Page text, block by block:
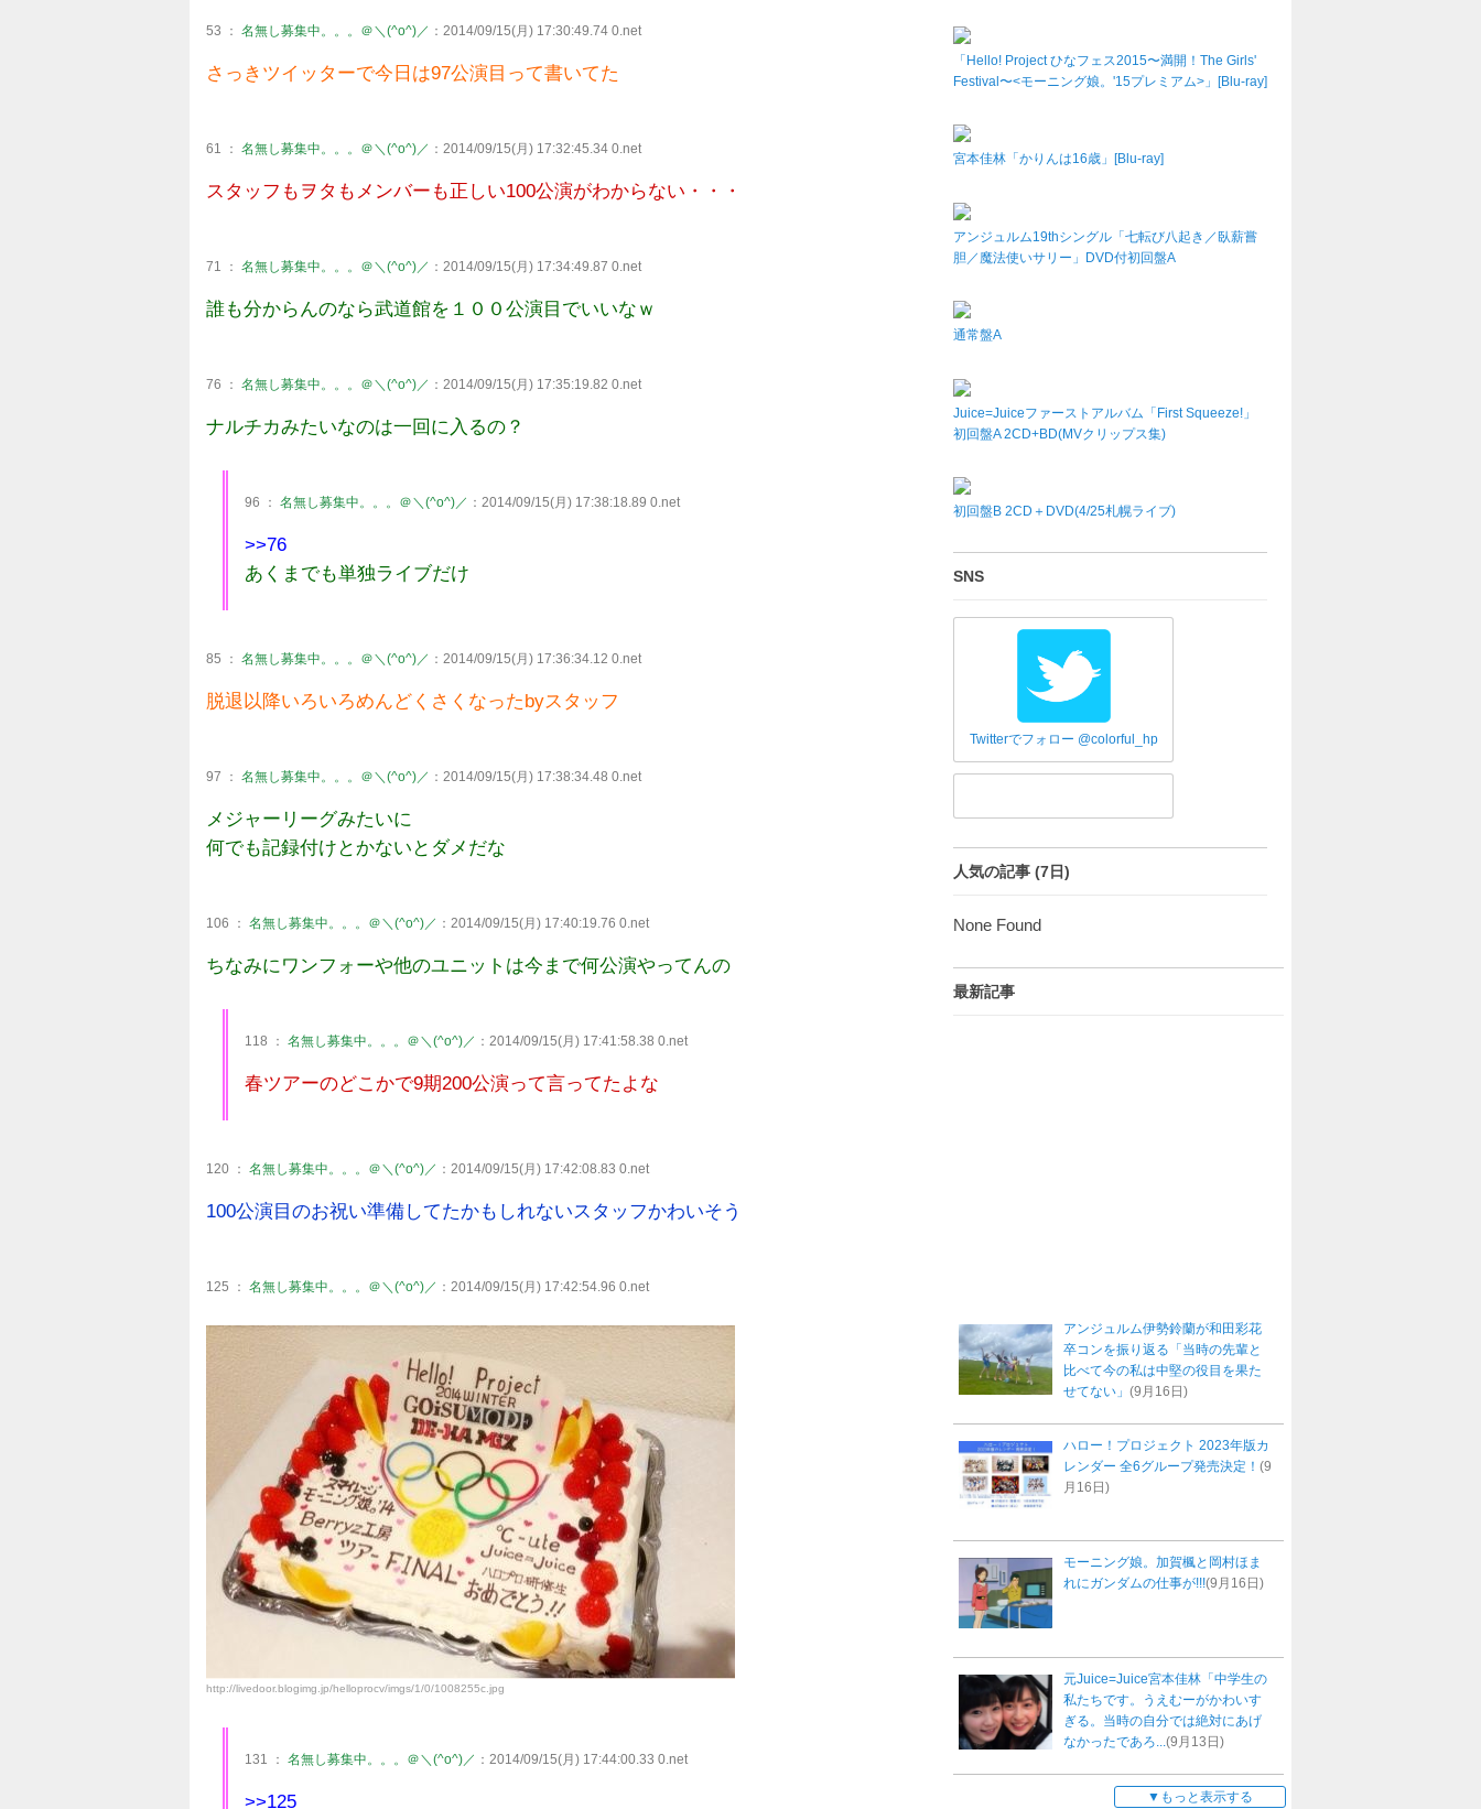
53 ： 名無し募集中。。。＠＼(^o^)／ ：2014/09/15(月) 17:30:49.74 0.net
さっきツイッターで今日は97公演目って書いてた
61 ： 名無し募集中。。。＠＼(^o^)／ ：2014/09/15(月) 17:32:45.34 0.net
スタッフもヲタもメンバーも正しい100公演がわからない・・・
71 ： 名無し募集中。。。＠＼(^o^)／ ：2014/09/15(月) 17:34:49.87 0.net
誰も分からんのなら武道館を１００公演目でいいなｗ
76 ： 名無し募集中。。。＠＼(^o^)／ ：2014/09/15(月) 17:35:19.82 0.net
ナルチカみたいなのは一回に入るの？
96 ： 名無し募集中。。。＠＼(^o^)／ ：2014/09/15(月) 17:38:18.89 0.net
>>76
あくまでも単独ライブだけ
85 ： 名無し募集中。。。＠＼(^o^)／ ：2014/09/15(月) 17:36:34.12 0.net
脱退以降いろいろめんどくさくなったbyスタッフ
97 ： 名無し募集中。。。＠＼(^o^)／ ：2014/09/15(月) 17:38:34.48 0.net
メジャーリーグみたいに
何でも記録付けとかないとダメだな
106 ： 名無し募集中。。。＠＼(^o^)／ ：2014/09/15(月) 17:40:19.76 0.net
ちなみにワンフォーや他のユニットは今まで何公演やってんの
118 ： 名無し募集中。。。＠＼(^o^)／ ：2014/09/15(月) 17:41:58.38 0.net
春ツアーのどこかで9期200公演って言ってたよな
120 ： 名無し募集中。。。＠＼(^o^)／ ：2014/09/15(月) 17:42:08.83 0.net
100公演目のお祝い準備してたかもしれないスタッフかわいそう
125 ： 名無し募集中。。。＠＼(^o^)／ ：2014/09/15(月) 17:42:54.96 0.net
http://livedoor.blogimg.jp/helloprocv/imgs/1/0/1008255c.jpg
131 ： 名無し募集中。。。＠＼(^o^)／ ：2014/09/15(月) 17:44:00.33 0.net
>>125
「Hello! Project ひなフェス2015〜満開！The Girls'
Festival〜<モーニング娘。'15プレミアム>」[Blu-ray]
宮本佳林「かりんは16歳」[Blu-ray]
アンジュルム19thシングル「七転び八起き／臥薪嘗
胆／魔法使いサリー」DVD付初回盤A
通常盤A
Juice=Juiceファーストアルバム「First Squeeze!」
初回盤A 2CD+BD(MVクリップス集)
初回盤B 2CD＋DVD(4/25札幌ライブ)
SNS
Twitterでフォロー @colorful_hp
人気の記事 (7日)
None Found
最新記事
アンジュルム伊勢鈴蘭が和田彩花
卒コンを振り返る「当時の先輩と
比べて今の私は中堅の役目を果た
せてない」 (9月16日)
ハロー！プロジェクト 2023年版カ
レンダー 全6グループ発売決定！ (9
月16日)
モーニング娘。加賀楓と岡村ほま
れにガンダムの仕事が!!!(9月16日)
元Juice=Juice宮本佳林「中学生の
私たちです。うえむーがかわいす
ぎる。当時の自分では絶対にあげ
なかったであろ...(9月13日)
もっと表示する